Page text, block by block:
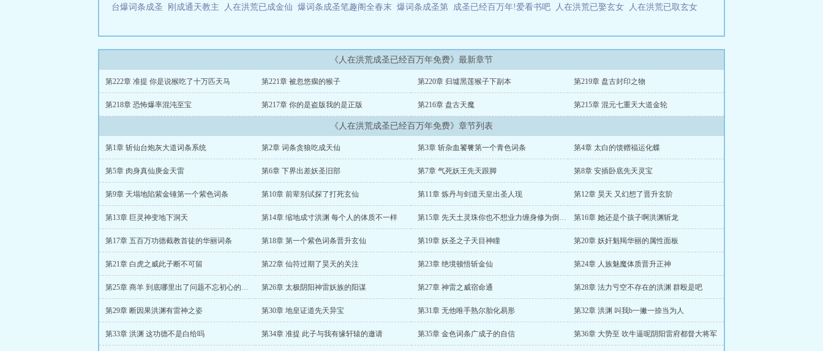
台爆词条成圣
刚成通天教主 人在洪荒已成金仙 爆词条成圣笔趣阁全春末 爆词条成圣第 成圣已经百万年!爱看书吧 人在洪荒已娶玄女 人在洪荒已取玄女
《人在洪荒成圣已经百万年免费》最新章节
第222章 准提 你是说猴吃了十万匹天马 第221章 被忽悠瘸的猴子 第220章 归墟黑莲猴子下副本 第219章 盘古封印之物
第218章 恐怖爆率混沌至宝 第217章 你的是盗版我的是正版 第216章 盘古天魔 第215章 混元七重天大道金轮
《人在洪荒成圣已经百万年免费》章节列表
第1章 斩仙台炮灰大道词条系统 第2章 词条贪狼吃成天仙 第3章 斩杂血饕餮第一个青色词条 第4章 太白的馈赠福运化蝶
第5章 肉身真仙庚金天雷 第6章 下界出差妖圣旧部 第7章 气死妖王先天跟脚 第8章 安插卧底先天灵宝
第9章 天塌地陷紫金锤第一个紫色词条 第10章 前辈别试探了打死玄仙 第11章 炼丹与剑道天皇出圣人现 第12章 昊天 又幻想了晋升玄阶
第13章 巨灵神变地下洞天 第14章 缩地成寸洪渊 每个人的体质不一样 第15章 先天土灵珠你也不想业力缠身修为倒退吧 第16章 她还是个孩子啊洪渊斩龙
第17章 五百万功德截教首徒的华丽词条 第18章 第一个紫色词条晋升玄仙 第19章 妖圣之子天目神瞳 第20章 妖奸魁羯华丽的属性面板
第21章 白虎之威此子断不可留 第22章 仙符过期了昊天的关注 第23章 绝境顿悟斩金仙 第24章 人族魅魔体质晋升正神
第25章 商羊 到底哪里出了问题不忘初心的洪渊 第26章 太极阴阳神雷妖族的阳谋 第27章 神雷之威宿命通 第28章 法力亏空不存在的洪渊 群殴是吧
第29章 断因果洪渊有雷神之姿 第30章 地皇证道先天异宝 第31章 无他唯手熟尔胎化易形 第32章 洪渊 叫我b一撇一捺当为人
第33章 洪渊 这功德不是白给吗 第34章 准提 此子与我有缘轩辕的邀请 第35章 金色词条广成子的自信 第36章 大势至 吹牛逼呢阴阳雷府都督大将军